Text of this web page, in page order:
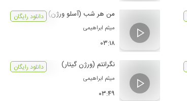
من هر شب (آسلو ورژن)
میثم ابراهیمی
۰۳:۱۸
دانلود رایگان
نگرانتم (ورژن گیتار)
میثم ابراهیمی
۰۳:۴۹
دانلود رایگان